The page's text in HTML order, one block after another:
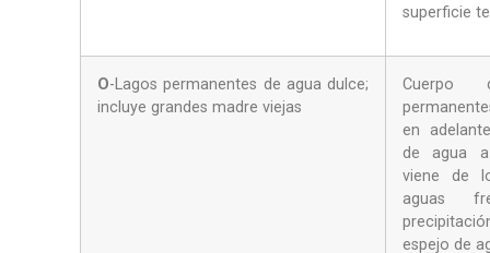
superficie
O-Lagos permanentes de agua dulce;
incluye grandes madre viejas
Cuerpo
en
de agua
viene de
aguas
espejo de